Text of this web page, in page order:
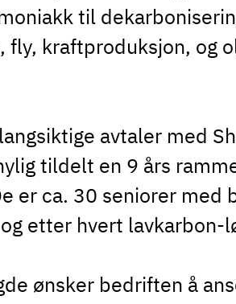
til
kraftproduksjon, og
avtaler med
tildelt en 9 års
er ca. 30 seniorer med
etter hvert lavkarbon-
ønsker bedriften å